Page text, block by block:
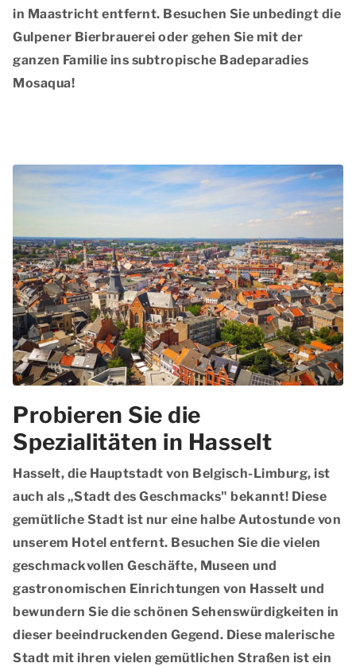
in Maastricht entfernt. Besuchen Sie unbedingt die
Gulpener Bierbrauerei oder gehen Sie mit der
ganzen Familie ins subtropische Badeparadies
Mosaqua!
Probieren Sie die
Spezialitäten in Hasselt
Hasselt, die Hauptstadt von Belgisch-Limburg, ist
auch als „Stadt des Geschmacks" bekannt! Diese
gemütliche Stadt ist nur eine halbe Autostunde von
unserem Hotel entfernt. Besuchen Sie die vielen
geschmackvollen Geschäfte, Museen und
gastronomischen Einrichtungen von Hasselt und
bewundern Sie die schönen Sehenswürdigkeiten in
dieser beeindruckenden Gegend. Diese malerische
Stadt mit ihren vielen gemütlichen Straßen ist ein